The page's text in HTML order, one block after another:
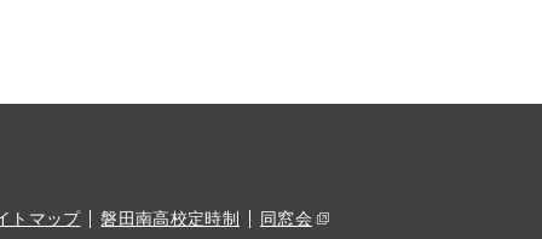
トマップ 磐田南高校定時制 同窓会